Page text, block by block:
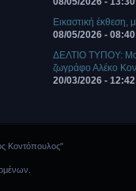
Eικαστική έκθεση,
08/05/2026 - 08:40
ΔΕΛΤΙΟ ΤΥΠΟΥ:
ζωγράφο Αλέκο
20/03/2026 - 12:42
Κοντόπουλος"